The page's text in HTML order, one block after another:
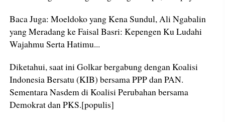
Baca Juga: Moeldoko yang Kena Sundul, Ali Ngabalin
yang Meradang ke Faisal Basri: Kepengen Ku Ludahi
Wajahmu Serta Hatimu...
Diketahui, saat ini Golkar bergabung dengan Koalisi
Indonesia Bersatu (KIB) bersama PPP dan PAN.
Sementara Nasdem di Koalisi Perubahan bersama
Demokrat dan PKS.[populis]